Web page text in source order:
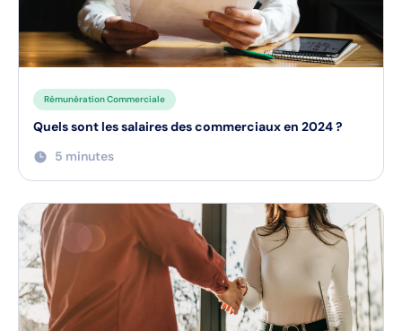
Masterclass
Rémunération Commerciale
Quels sont les salaires des commerciaux en 2024 ?
5 minutes